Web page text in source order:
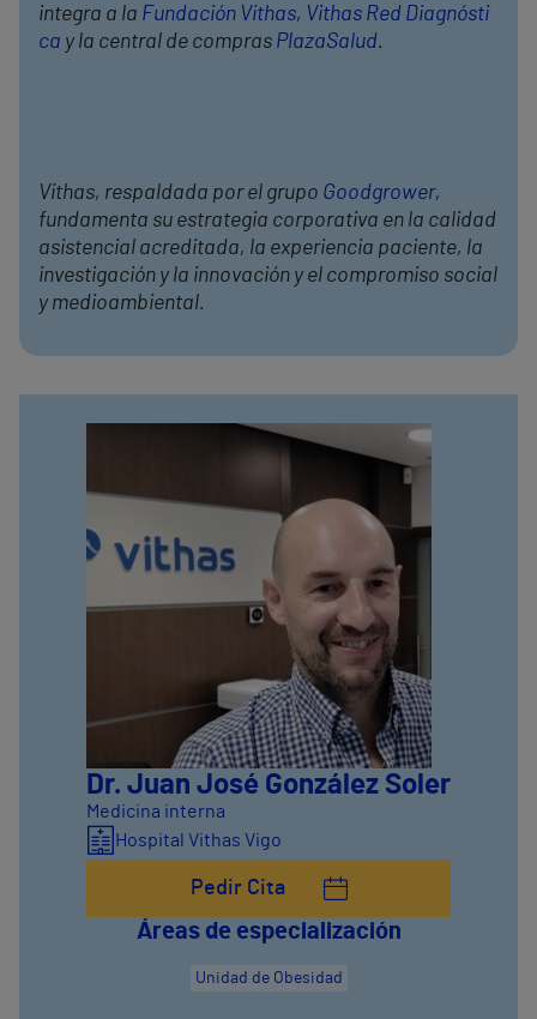
integra a la Fundación Vithas, Vithas Red Diagnósti
ca y la central de compras PlazaSalud.
Vithas, respaldada por el grupo Goodgrower,
fundamenta su estrategia corporativa en la calidad
asistencial acreditada, la experiencia paciente, la
investigación y la innovación y el compromiso social
y medioambiental.
Dr. Juan José González Soler
Medicina interna
Hospital Vithas Vigo
Pedir Cita
Áreas de especialización
Unidad de Obesidad